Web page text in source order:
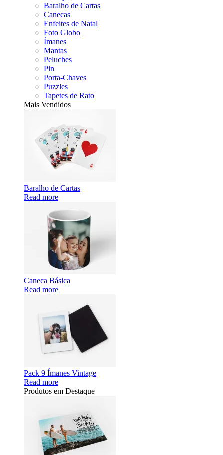
Baralho de Cartas
Canecas
Enfeites de Natal
Foto Globo
Ímanes
Mantas
Peluches
Pin
Porta-Chaves
Puzzles
Tapetes de Rato
Mais Vendidos
Baralho de Cartas
Read more
Caneca Básica
Read more
Pack 9 Ímanes Vintage
Read more
Produtos em Destaque